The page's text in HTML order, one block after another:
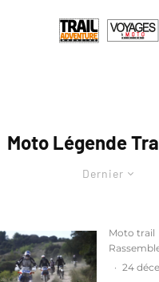
Moto Légende
Dernier
Moto trail
· 24